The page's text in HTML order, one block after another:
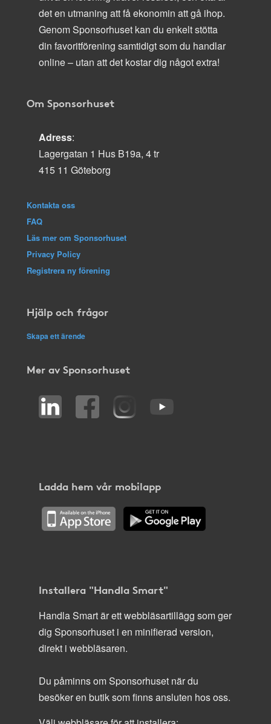
det en utmaning att få ekonomin att gå ihop.
Genom Sponsorhuset kan du enkelt stötta
din favoritförening samtidigt som du handlar
online – utan att det kostar dig något extra!
Om Sponsorhuset
Adress:
Lagergatan 1 Hus B19a, 4 tr
415 11 Göteborg
Kontakta oss
FAQ
Läs mer om Sponsorhuset
Privacy Policy
Registrera ny förening
Hjälp och frågor
Skapa ett ärende
Mer av Sponsorhuset
Ladda hem vår mobilapp
Installera "Handla Smart"
Handla Smart är ett webbläsartillägg som ger
dig Sponsorhuset i en minifierad version,
direkt i webbläsaren.
Du påminns om Sponsorhuset när du
besöker en butik som finns ansluten hos oss.